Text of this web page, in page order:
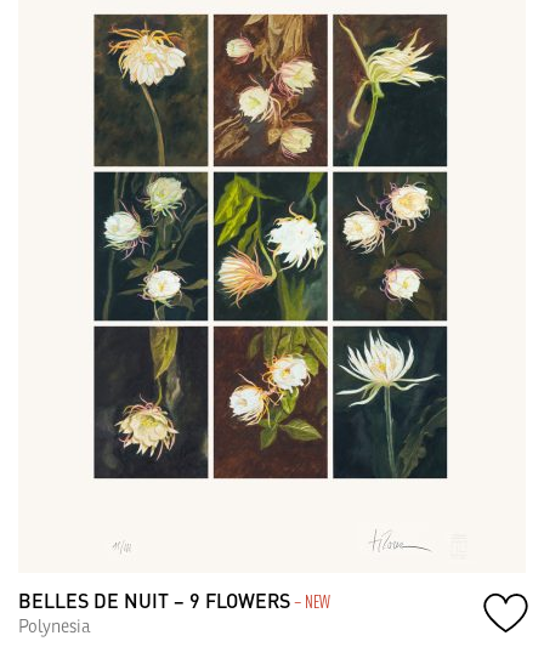
BELLES DE NUIT – 9 FLOWERS– NEW
Polynesia